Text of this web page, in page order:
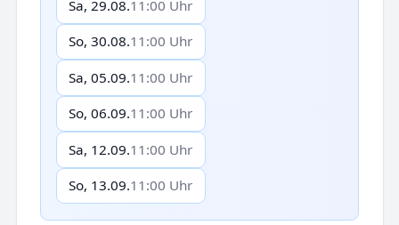
Sa, 29.08.11:00 Uhr
So, 30.08.11:00 Uhr
Sa, 05.09.11:00 Uhr
So, 06.09.11:00 Uhr
Sa, 12.09.11:00 Uhr
So, 13.09.11:00 Uhr